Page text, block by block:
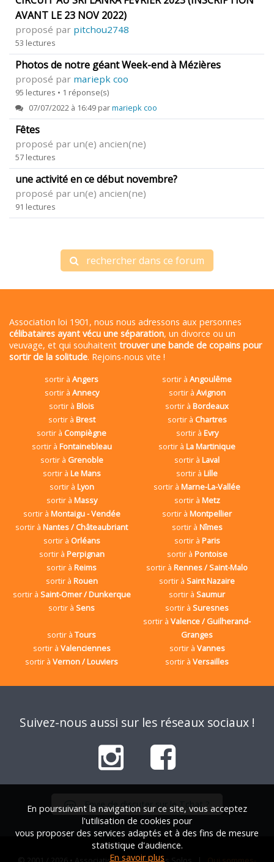
AVANT LE 23 NOV 2022)
proposé par pitchou2748
53 lectures
Photos de notre géant Week-end à Mézières
proposé par mariepk coo
95 lectures • 1 réponse(s)
07/07/2022 à 16:49 parmariepk coo
Fêtes
proposé par un(e) ancien(ne)
57 lectures
une activité en ce début novembre?
proposé par un(e) ancien(ne)
91 lectures
rechercher dans ce forum
Association loi 1901, nous nous adressons aux personnes
célibataires ayant vécu une séparation, un divorce ou un
veuvage, et qui souhaitent trouver une bande de copains pour
sortir de la solitude. Rejoins-nous vite !
sortir àAngers sortir àAngoulême
sortir à Annecy sortir à Avignon
sortir àBlois sortir àBordeaux
sortir à Brest sortir à Chartres
sortir à Compiègne sortir à Evry
sortir à Fontainebleau sortir àLa Martinique
sortir à Grenoble sortir àLaval
sortir à Le Mans sortir àLille
sortir à Lyon sortir àMarne-La-Vallée
sortir à Massy sortir à Metz
sortir à Montaigu - Vendée sortir àMontpellier
sortir àNantes / Châteaubriant sortir à Nîmes
sortir à Orléans sortir à Paris
sortir à Perpignan sortir à Pontoise
sortir àReims sortir àRennes / Saint-Malo
sortir à Rouen sortir àSaint Nazaire
sortir à Saint-Omer / Dunkerque sortir àSaumur
sortir àSens sortir àSuresnes
sortir àTours
sortir àValence / Guilherand-
Granges
sortir à Valenciennes sortir à Vannes
sortir àVernon / Louviers sortir àVersailles
Suivez-nous aussi sur les réseaux sociaux !
Envie de discuter sur le Tchat ?
En poursuivant la navigation sur ce site, vous acceptez
l'utilisation de cookies pour
vous proposer des services adaptés et à des fins de mesure
statistique d'audience.
En savoir plus